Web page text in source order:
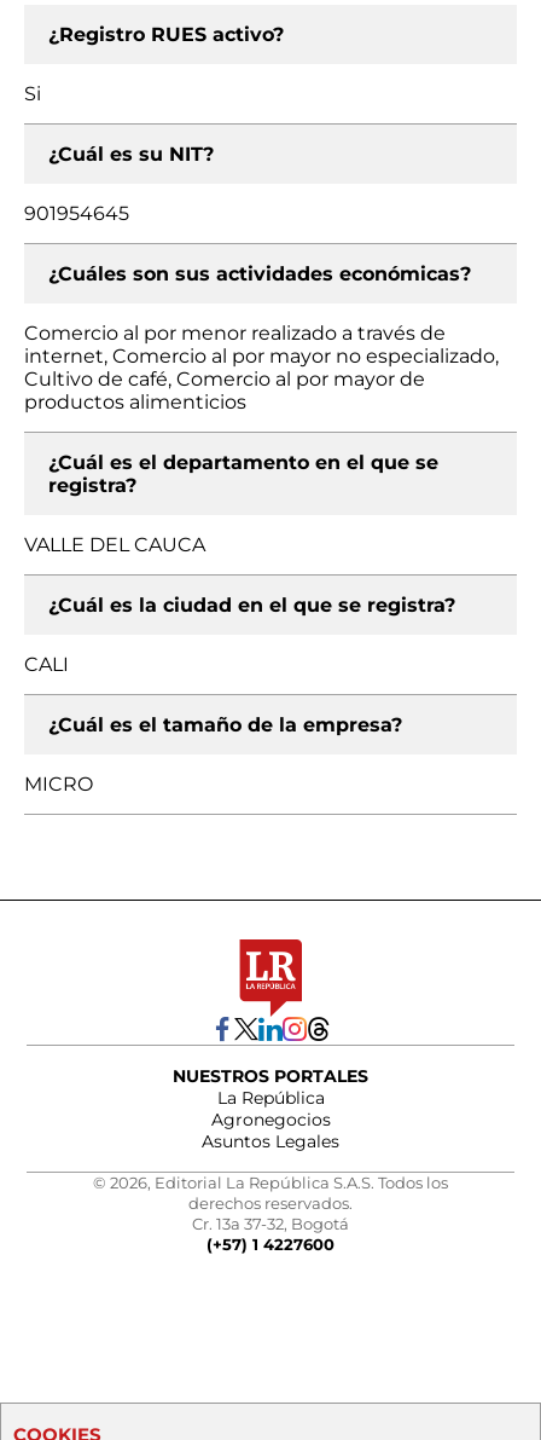
¿Registro RUES activo?
Si
¿Cuál es su NIT?
901954645
¿Cuáles son sus actividades económicas?
Comercio al por menor realizado a través de
internet, Comercio al por mayor no especializado,
Cultivo de café, Comercio al por mayor de
productos alimenticios
¿Cuál es el departamento en el que se
registra?
VALLE DEL CAUCA
¿Cuál es la ciudad en el que se registra?
CALI
¿Cuál es el tamaño de la empresa?
MICRO
NUESTROS PORTALES
La República
Agronegocios
Asuntos Legales
© 2026, Editorial La República S.A.S. Todos los
derechos reservados.
Cr. 13a 37-32, Bogotá
(+57) 1 4227600
COOKIES